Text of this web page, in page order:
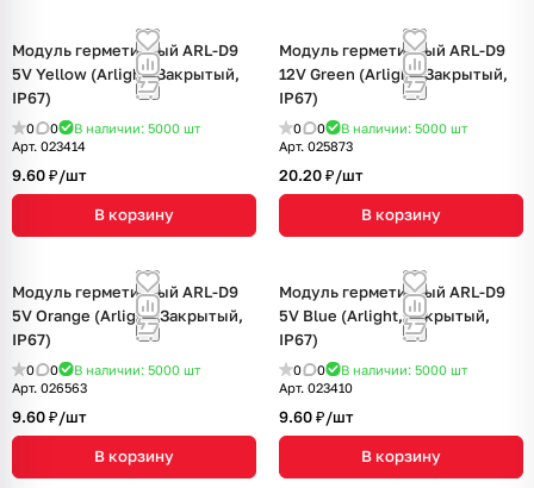
Модуль герметичный ARL-D9
5V Yellow (Arlight, Закрытый,
IP67)
0 0 В наличии: 5000 шт
Арт. 023414
9.60 ₽/шт
В корзину
Модуль герметичный ARL-D9
12V Green (Arlight, Закрытый,
IP67)
0 0 В наличии: 5000 шт
Арт. 025873
20.20 ₽/шт
В корзину
Модуль герметичный ARL-D9
5V Orange (Arlight, Закрытый,
IP67)
0 0 В наличии: 5000 шт
Арт. 026563
9.60 ₽/шт
В корзину
Модуль герметичный ARL-D9
5V Blue (Arlight, Закрытый,
IP67)
0 0 В наличии: 5000 шт
Арт. 023410
9.60 ₽/шт
В корзину